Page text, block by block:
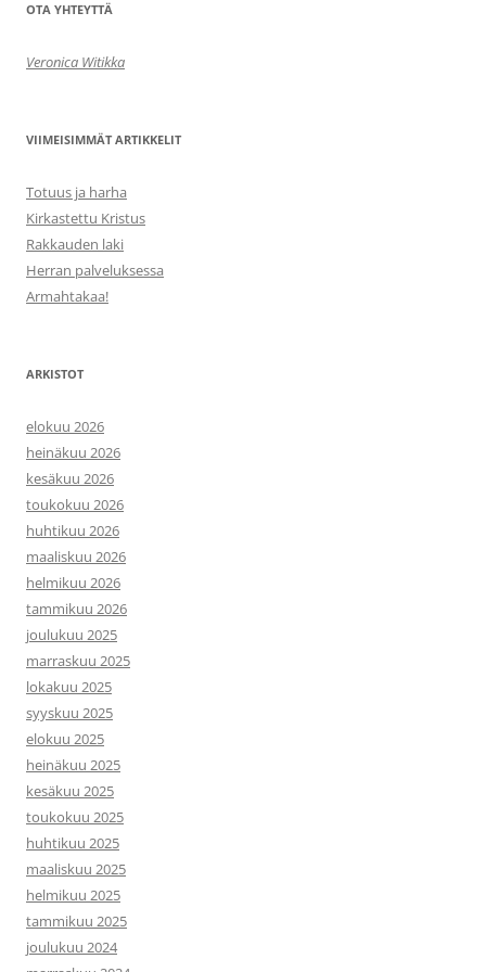
OTA YHTEYTTÄ
Veronica Witikka
VIIMEISIMMÄT ARTIKKELIT
Totuus ja harha
Kirkastettu Kristus
Rakkauden laki
Herran palveluksessa
Armahtakaa!
ARKISTOT
elokuu 2026
heinäkuu 2026
kesäkuu 2026
toukokuu 2026
huhtikuu 2026
maaliskuu 2026
helmikuu 2026
tammikuu 2026
joulukuu 2025
marraskuu 2025
lokakuu 2025
syyskuu 2025
elokuu 2025
heinäkuu 2025
kesäkuu 2025
toukokuu 2025
huhtikuu 2025
maaliskuu 2025
helmikuu 2025
tammikuu 2025
joulukuu 2024